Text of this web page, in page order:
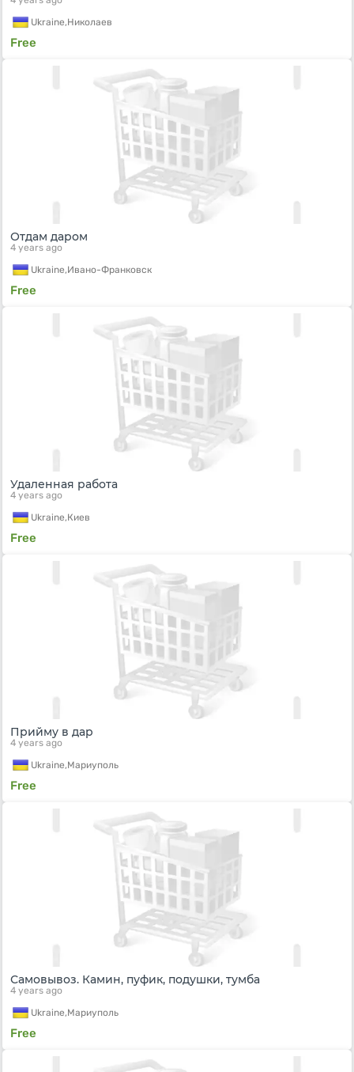
Ukraine,Николаев
Free
Отдам даром
4 years ago
Ukraine,Ивано-Франковск
Free
Удаленная работа
4 years ago
Ukraine,Киев
Free
Прийму в дар
4 years ago
Ukraine,Мариуполь
Free
Самовывоз. Камин, пуфик, подушки, тумба
4 years ago
Ukraine,Мариуполь
Free